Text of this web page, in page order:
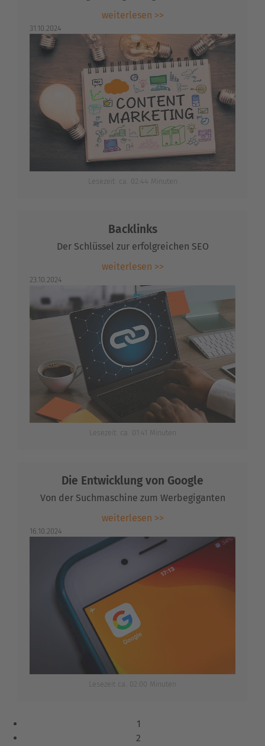
weiterlesen >>
31.10.2024
Lesezeit: ca. 02:44 Minuten
Backlinks
Der Schlüssel zur erfolgreichen SEO
weiterlesen >>
23.10.2024
Lesezeit: ca. 01:41 Minuten
Die Entwicklung von Google
Von der Suchmaschine zum Werbegiganten
weiterlesen >>
16.10.2024
Lesezeit ca. 02:00 Minuten
1
2